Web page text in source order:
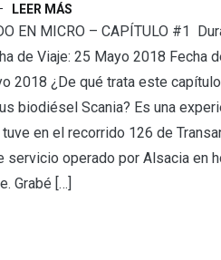
LEER MÁS
EN MICRO – CAPÍTULO #1
de Viaje: 25 Mayo 2018 Fecha
2018 ¿De qué trata este
biodiésel Scania? Es una
en el recorrido 126 de
servicio operado por Alsacia en
Grabé […]